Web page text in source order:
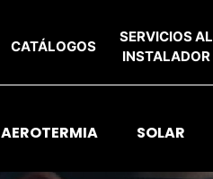
CATÁLOGOS
SERVICIOS AL
INSTALADOR
AEROTERMIA SOLAR